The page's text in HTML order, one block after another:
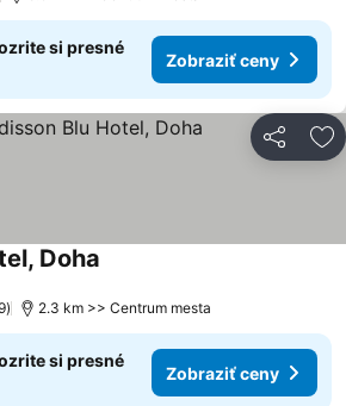
si presné
Zobraziť ceny
Zdieľať
Doha
2.3 km >> Centrum mesta
si presné
Zobraziť ceny